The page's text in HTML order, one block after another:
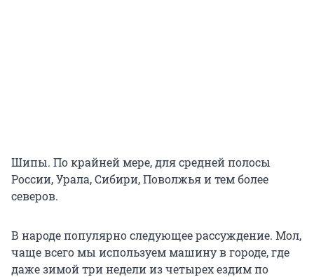
Шипы. По крайней мере, для средней полосы
России, Урала, Сибири, Поволжья и тем более
северов.
В народе популярно следующее рассуждение. Мол,
чаще всего мы используем машину в городе, где
даже зимой три недели из четырех ездим по